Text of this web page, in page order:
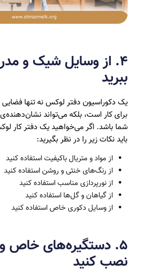
۴. از وسایل شیک و
ببرید
یک دکوراسیون دفتر لوکس نه تنها
برای کار است، بلکه می‌تواند
شما باشد. اگر می‌خواهید یک دفتر کار
باید نکات زیر را در نظر بگیرید:
از مواد و متریال باکیفیت استفاده کنید
از رنگ‌های خنثی و روشن استفاده کنید
از نورپردازی مناسب استفاده کنید
از گیاهان و گل‌ها استفاده کنید
از وسایل دکوری خاص استفاده کنید
۵. دستگیره‌های خاص
نصب کنید